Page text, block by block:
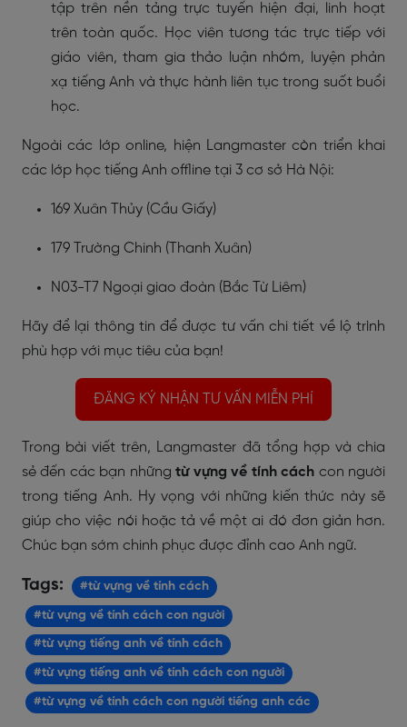
tập trên nền tảng trực tuyến hiện đại, linh hoạt
trên toàn quốc. Học viên tương tác trực tiếp với
giáo viên, tham gia thảo luận nhóm, luyện phản
xạ tiếng Anh và thực hành liên tục trong suốt buổi
học.
Ngoài các lớp online, hiện Langmaster còn triển khai
các lớp học tiếng Anh offline tại 3 cơ sở Hà Nội:
169 Xuân Thủy (Cầu Giấy)
179 Trường Chinh (Thanh Xuân)
N03-T7 Ngoại giao đoàn (Bắc Từ Liêm)
Hãy để lại thông tin để được tư vấn chi tiết về lộ trình
phù hợp với mục tiêu của bạn!
ĐĂNG KÝ NHẬN TƯ VẤN MIỄN PHÍ
Trong bài viết trên, Langmaster đã tổng hợp và chia
sẻ đến các bạn nhữngtừ vựng về tính cách con người
trong tiếng Anh. Hy vọng với những kiến thức này sẽ
giúp cho việc nói hoặc tả về một ai đó đơn giản hơn.
Chúc bạn sớm chinh phục được đỉnh cao Anh ngữ.
Tags: #từ vựng về tính cách
#từ vựng về tính cách con người
#từ vựng tiếng anh về tính cách
#từ vựng tiếng anh về tính cách con người
#từ vựng về tính cách con người tiếng anh các